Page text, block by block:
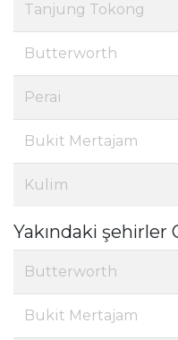
Tanjung Tokong
Butterworth
Perai
Bukit Mertajam
Kulim
Yakındaki şehirler
Butterworth
Bukit Mertajam